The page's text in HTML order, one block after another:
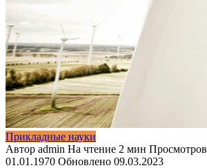
Прикладные науки
Автор admin На чтение 2 мин Просмотров
01.01.1970 Обновлено 09.03.2023